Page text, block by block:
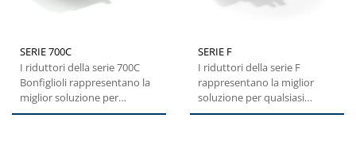
SERIE 700C
I riduttori della serie 700C
Bonfiglioli rappresentano la
miglior soluzione per
qualsiasi macchina
SERIE F
I riduttori della serie F
rappresentano la miglior
soluzione per qualsiasi
macchina cingolata. Grazie...